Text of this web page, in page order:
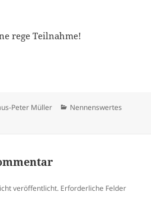
rege Teilnahme!
Peter Müller Kategorien
Nennenswertes
veröffentlicht. Erforderliche Felder